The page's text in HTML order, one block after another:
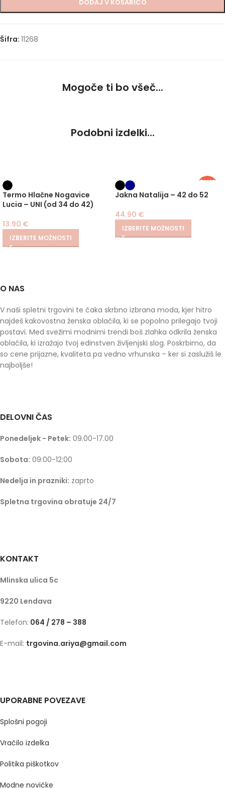
DODAJ V KOŠARICO
Šifra: 11268
Mogoče ti bo všeč...
Podobni izdelki...
Termo Hlačne Nogavice
Lucia – UNI (od 34 do 42)
13.90 €
IZBERITE MOŽNOSTI
PLUS
Jakna Natalija – 42 do 52
44.90 €
IZBERITE MOŽNOSTI
O NAS
V naši spletni trgovini te čaka skrbno izbrana moda, kjer hitro
najdeš kakovostna ženska oblačila, ki se popolno prilegajo tvoji
postavi. Med svežimi modnimi trendi boš zlahka odkrila ženska
oblačila, ki izražajo tvoj edinstven življenjski slog. Poskrbimo, da
so cene prijazne, kvaliteta pa vedno vrhunska – ker si zaslužiš le
najboljše!
DELOVNI ČAS
Ponedeljek - Petek: 09.00-17.00
Sobota: 09:00-12:00
Nedelja in prazniki: zaprto
Spletna trgovina obratuje 24/7
KONTAKT
Mlinska ulica 5c
9220 Lendava
Telefon: 064 / 278 – 388
E-mail: trgovina.ariya@gmail.com
UPORABNE POVEZAVE
Splošni pogoji
Vračilo izdelka
Politika piškotkov
Modne novičke